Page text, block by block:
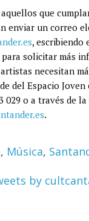
que
enviar un correo
, escribiendo
para solicitar más
necesitan
del Espacio Joven
029 o a través de la
.
, Música,
by